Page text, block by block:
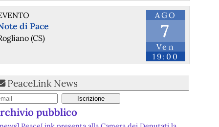
AGO
7
Ven
19:00
di Pace
(CS)
PeaceLink News
pubblico